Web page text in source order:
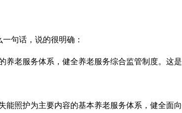
句话，说的很明确：
老服务体系，健全养老服务综合监管制度。这
照护为主要内容的基本养老服务体系，健全面